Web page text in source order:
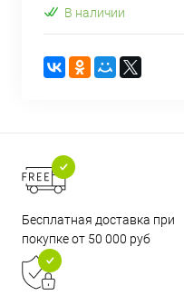
В наличии
Бесплатная доставка при
покупке от 50 000 руб